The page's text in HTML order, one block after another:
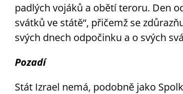
padlých vojáků a obětí teroru. Den
svátků ve státě“, přičemž se
svých dnech odpočinku a o svých
Pozadí
Stát Izrael nemá, podobně jako